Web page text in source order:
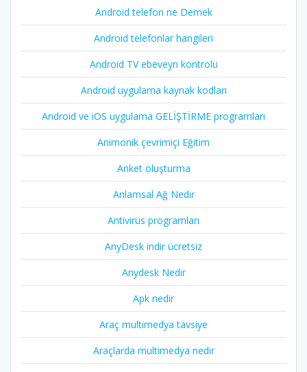
Android telefon ne Demek
Android telefonlar hangileri
Android TV ebeveyn kontrolü
Android uygulama kaynak kodları
Android ve iOS uygulama GELİŞTİRME programları
Animonik çevrimiçi Eğitim
Anket oluşturma
Anlamsal Ağ Nedir
Antivirüs programları
AnyDesk indir ücretsiz
Anydesk Nedir
Apk nedir
Araç multimedya tavsiye
Araçlarda multimedya nedir